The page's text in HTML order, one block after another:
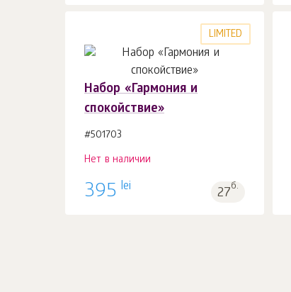
LIMITED
Набор «Гармония и
спокойствие»
#501703
Нет в наличии
395 lei 27б.